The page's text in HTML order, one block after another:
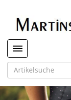
Toggle navigation